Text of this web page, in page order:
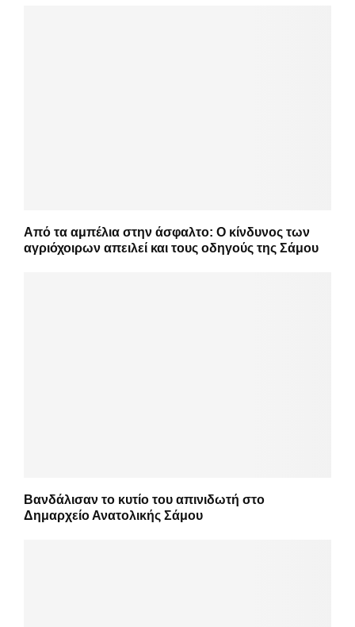
Από τα αμπέλια στην άσφαλτο: Ο κίνδυνος των
αγριόχοιρων απειλεί και τους οδηγούς της Σάμου
Βανδάλισαν το κυτίο του απινιδωτή στο
Δημαρχείο Ανατολικής Σάμου